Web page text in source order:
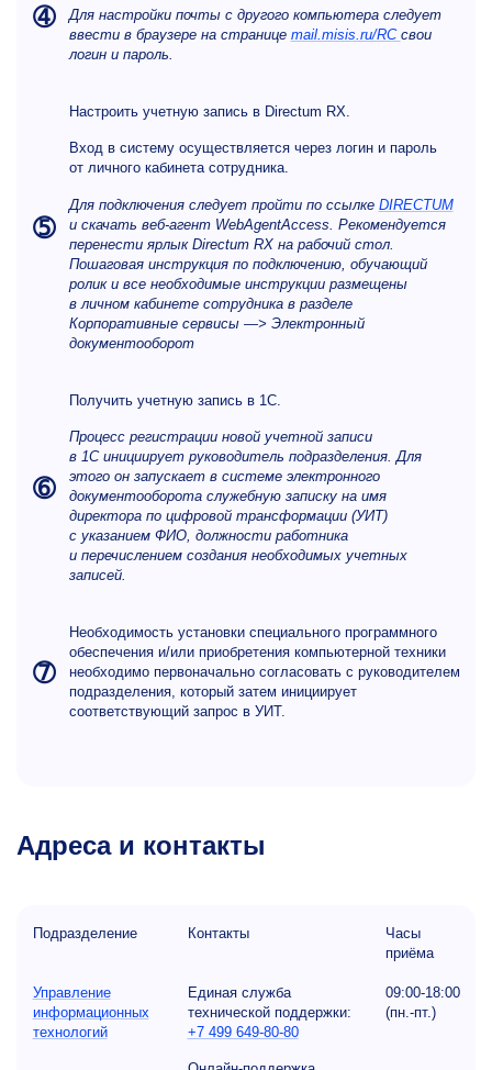
➃
Для настройки почты с другого компьютера следует
ввести в браузере на странице mail.misis.ru/RC свои
логин и пароль.
➄
Настроить учетную запись в Directum RX.
Вход в систему осуществляется через логин и пароль
от личного кабинета сотрудника.
Для подключения следует пройти по ссылке DIRECTUM
и скачать веб-агент WebAgentAccess. Рекомендуется
перенести ярлык Directum RX на рабочий стол.
Пошаговая инструкция по подключению, обучающий
ролик и все необходимые инструкции размещены
в личном кабинете сотрудника в разделе
Корпоративные сервисы —> Электронный
документооборот
➅
Получить учетную запись в 1C.
Процесс регистрации новой учетной записи
в 1С инициирует руководитель подразделения. Для
этого он запускает в системе электронного
документооборота служебную записку на имя
директора по цифровой трансформации (УИТ)
с указанием ФИО, должности работника
и перечислением создания необходимых учетных
записей.
➆
Необходимость установки специального программного
обеспечения и/или приобретения компьютерной техники
необходимо первоначально согласовать с руководителем
подразделения, который затем инициирует
соответствующий запрос в УИТ.
Адреса и контакты
Подразделение Контакты
Часы
приёма
Управление
информационных
технологий
Единая служба
технической поддержки:
+7 499 649-80-80
09:00-18:00
(пн.-пт.)